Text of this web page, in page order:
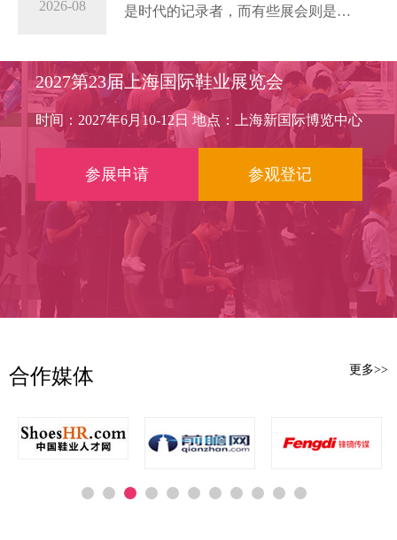
中心盛大启幕。本届展会以“数字新未
行业未来的“新质生产力”。
引擎一：数智驱动，从“经验设
计”到“数据定义”
新质生产力的核心，在...
2026-08
业征程
是时代的记录者，而有些展会则是产
三载的岁月洗礼与匠心深耕，已然从
单一的成品鞋展示平台，跨越式升级
为亚洲区域鞋业市场公认的风向标。
2027年6月10日至12日，第23届上海鞋
心，以“新鞋业、新零售、新时尚”为
时代号角，在万亿赛道上再启霸业征
程。
二十三载峥嵘，铸就亚洲鞋业风
2027第23届上海国际鞋业展览会
时间：2027年6月10-12日 地点：上海新国际博览中心
参展申请 参观登记
合作媒体 更多>>